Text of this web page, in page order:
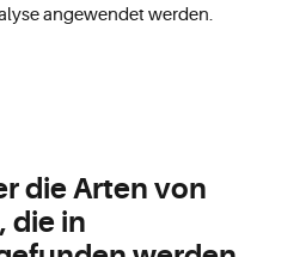
angewendet werden.
die Arten von
die in